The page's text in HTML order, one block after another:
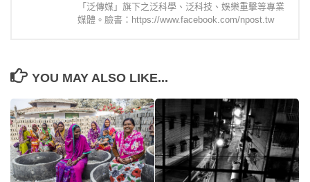
「泛傳媒」旗下之泛科學、泛科技、娛樂重擊等專業
媒體。臉書：https://www.facebook.com/npost.tw
YOU MAY ALSO LIKE...